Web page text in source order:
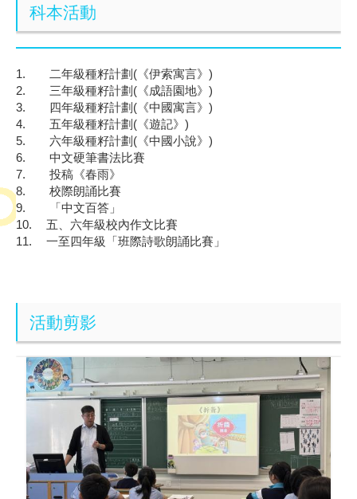
科本活動
1. 二年級種籽計劃 ( 《伊索寓言》 )
2.
三年級種籽計劃 ( 《成語園地》 )
3.
四年級種籽計劃 ( 《中國寓言》 )
4.
五年級種籽計劃 ( 《遊記》 )
5.
六年級種籽計劃 ( 《中國小說》 )
6.
中文硬筆書法比賽
7.
投稿《春雨》
8.
校際朗誦比賽
9.
「中文百答」
10.
五、六年級校內作文比賽
11.
一至四年級「班際詩歌朗誦比賽」
活動剪影